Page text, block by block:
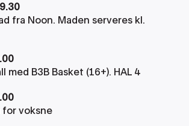
fra Noon. Maden serveres kl.
med B3B Basket (16+). HAL 4
for voksne